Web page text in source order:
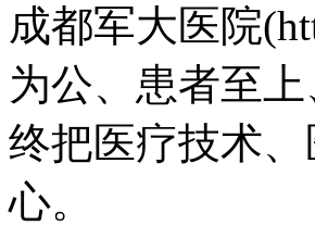
成都军大医院
为公、患者至
终把医疗技术
心。